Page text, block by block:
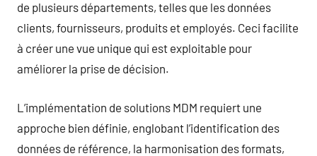
de plusieurs départements, telles que les données
clients, fournisseurs, produits et employés. Ceci facilite
à créer une vue unique qui est exploitable pour
améliorer la prise de décision.
L’implémentation de solutions MDM requiert une
approche bien définie, englobant l’identification des
données de référence, la harmonisation des formats,